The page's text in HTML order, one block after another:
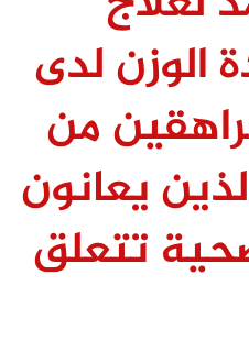
الوزن لدى
من
الذين يعانون
تتعلق